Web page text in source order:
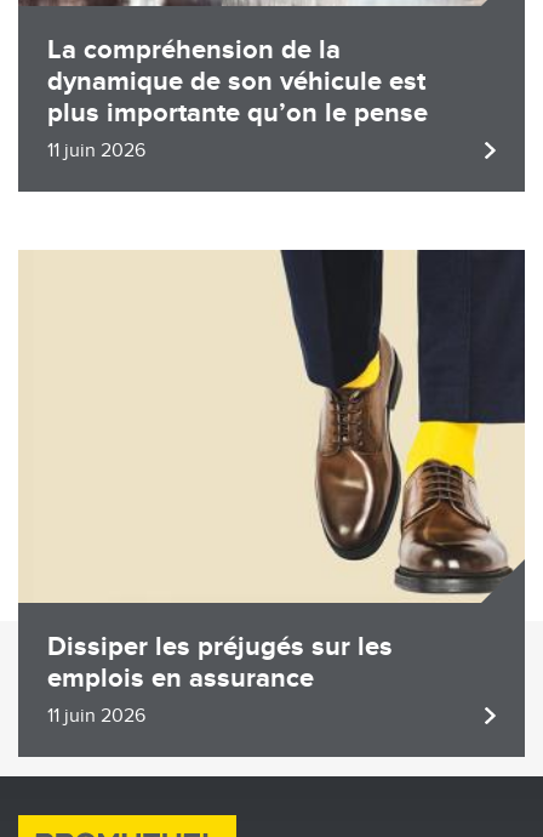
La compréhension de la
dynamique de son véhicule est
plus importante qu’on le pense
11 juin 2026
Dissiper les préjugés sur les
emplois en assurance
11 juin 2026